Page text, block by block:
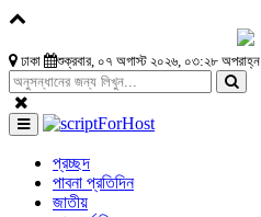
ঢাকা শুক্রবার, ০৭ অগাস্ট ২০২৬, ০৩:২৮ অপরাহ্ন
প্রচ্ছদ
পাবনা প্রতিদিন
জাতীয়